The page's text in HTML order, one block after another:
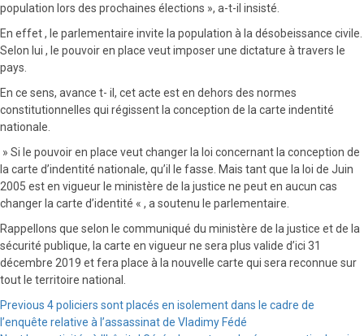
population lors des prochaines élections », a-t-il insisté.
En effet , le parlementaire invite la population à la désobeissance civile.
Selon lui , le pouvoir en place veut imposer une dictature à travers le
pays.
En ce sens, avance t- il, cet acte est en dehors des normes
constitutionnelles qui régissent la conception de la carte indentité
nationale.
» Si le pouvoir en place veut changer la loi concernant la conception de
la carte d’indentité nationale, qu’il le fasse. Mais tant que la loi de Juin
2005 est en vigueur le ministère de la justice ne peut en aucun cas
changer la carte d’identité « , a soutenu le parlementaire.
Rappellons que selon le communiqué du ministère de la justice et de la
sécurité publique, la carte en vigueur ne sera plus valide d’ici 31
décembre 2019 et fera place à la nouvelle carte qui sera reconnue sur
tout le territoire national.
Continue
Previous 4 policiers sont placés en isolement dans le cadre de
l’enquête relative à l’assassinat de Vladimy Fédé